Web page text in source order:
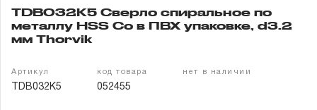
Контакты
TDB032K5 Сверло спиральное по
металлу HSS Co в ПВХ упаковке, d3.2
мм Thorvik
Артикул
TDB032K5
код товара
052455
нет в наличии